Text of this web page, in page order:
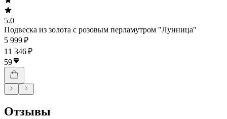
5.0
Подвеска из золота с розовым перламутром "Лунница"
5 999 ₽
11 346 ₽
59
Отзывы